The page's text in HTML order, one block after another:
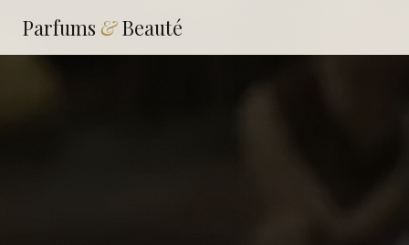
Parfums &Beauté